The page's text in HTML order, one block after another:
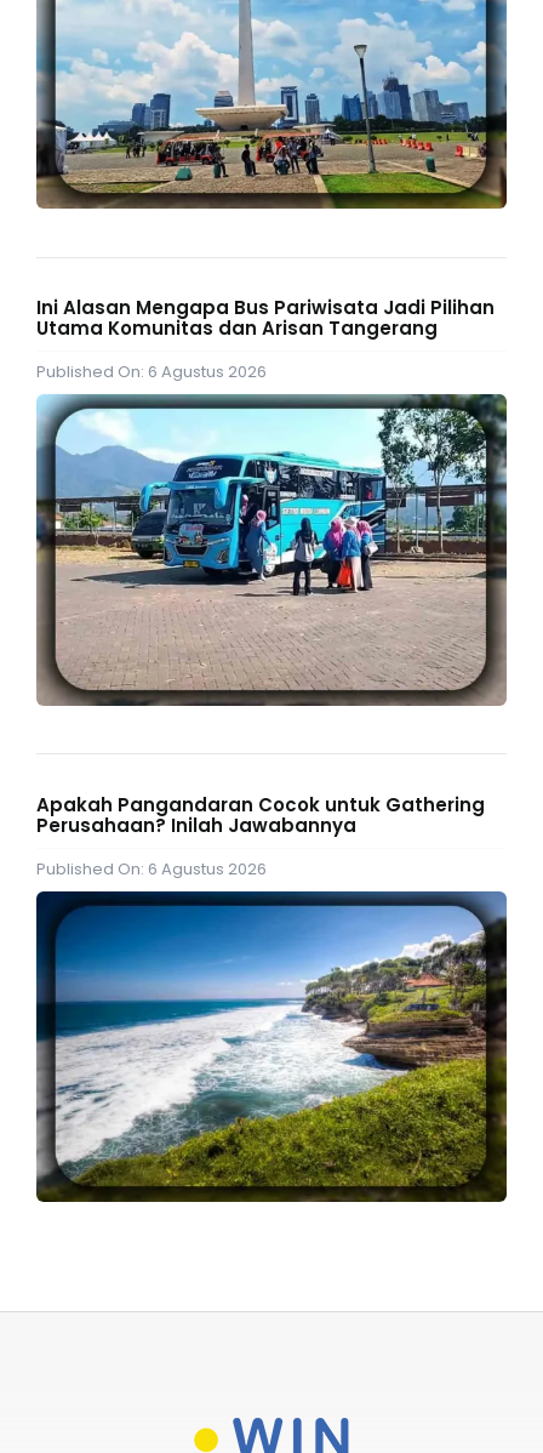
Ini Alasan Mengapa Bus Pariwisata Jadi Pilihan
Utama Komunitas dan Arisan Tangerang
Published On: 6 Agustus 2026
Apakah Pangandaran Cocok untuk Gathering
Perusahaan? Inilah Jawabannya
Published On: 6 Agustus 2026